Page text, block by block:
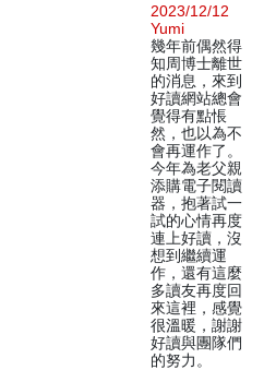
2023/12/12
Yumi
幾年前偶然得
知周博士離世
的消息，來到
好讀網站總會
覺得有點悵
然，也以為不
會再運作了。
今年為老父親
添購電子閱讀
器，抱著試一
試的心情再度
連上好讀，沒
想到繼續運
作，還有這麼
多讀友再度回
來這裡，感覺
很溫暖，謝謝
好讀與團隊們
的努力。